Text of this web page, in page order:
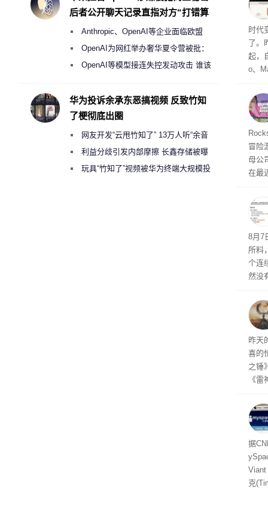
与西
时代
了。
起，
o、
和
命令
起
防御
气将
发效
期
冒险
母公
在最
ss
悄
8月7
所料
个连
然没
有
着——
线
昨天
喜的
之锤
《
ox
出震
据
Viant
克
后者公开聊天记录直指对方“打错算
Anthropic、OpenAI等企业面临欧盟
《人工智能法案》全新执法权限审查
OpenAI为网红举办奢华夏令营被批：
2000美元一晚 遭讽“反乌托邦”
OpenAI等模型接连失控发动攻击 谁该
华为投诉余承东恶搞视频 反致竹知
了梗彻底出圈
网友开发“云甩竹知了” 13万人听“余音
绕梁”利益分歧引发内部摩擦 长鑫存储被曝
曾将华为驻场工程师驱逐出研发基地
玩具“竹知了”视频被华为终端大规模投